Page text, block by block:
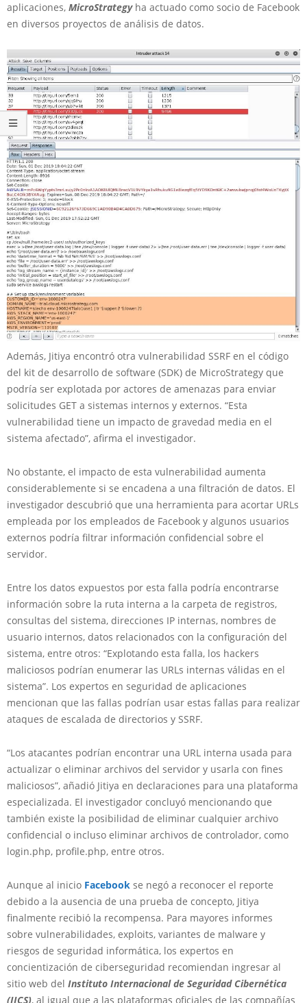
aplicaciones, MicroStrategyha actuado como socio de Facebook
en diversos proyectos de análisis de datos.
Además, Jitiya encontró otra vulnerabilidad SSRF en el código
del kit de desarrollo de software (SDK) de MicroStrategy que
podría ser explotada por actores de amenazas para enviar
solicitudes GET a sistemas internos y externos. “Esta
vulnerabilidad tiene un impacto de gravedad media en el
sistema afectado”, afirma el investigador.
No obstante, el impacto de esta vulnerabilidad aumenta
considerablemente si se encadena a una filtración de datos. El
investigador descubrió que una herramienta para acortar URLs
empleada por los empleados de Facebook y algunos usuarios
externos podría filtrar información confidencial sobre el
servidor.
Entre los datos expuestos por esta falla podría encontrarse
información sobre la ruta interna a la carpeta de registros,
consultas del sistema, direcciones IP internas, nombres de
usuario internos, datos relacionados con la configuración del
sistema, entre otros: “Explotando esta falla, los hackers
maliciosos podrían enumerar las URLs internas válidas en el
sistema”. Los expertos en seguridad de aplicaciones
mencionan que las fallas podrían usar estas fallas para realizar
ataques de escalada de directorios y SSRF.
“Los atacantes podrían encontrar una URL interna usada para
actualizar o eliminar archivos del servidor y usarla con fines
maliciosos”, añadió Jitiya en declaraciones para una plataforma
especializada. El investigador concluyó mencionando que
también existe la posibilidad de eliminar cualquier archivo
confidencial o incluso eliminar archivos de controlador, como
login.php, profile.php, entre otros.
Aunque al inicio Facebook se negó a reconocer el reporte
debido a la ausencia de una prueba de concepto, Jitiya
finalmente recibió la recompensa. Para mayores informes
sobre vulnerabilidades, exploits, variantes de malware y
riesgos de seguridad informática, los expertos en
concientización de ciberseguridad recomiendan ingresar al
sitio web del Instituto Internacional de Seguridad Cibernética
(IICS), al igual que a las plataformas oficiales de las compañías